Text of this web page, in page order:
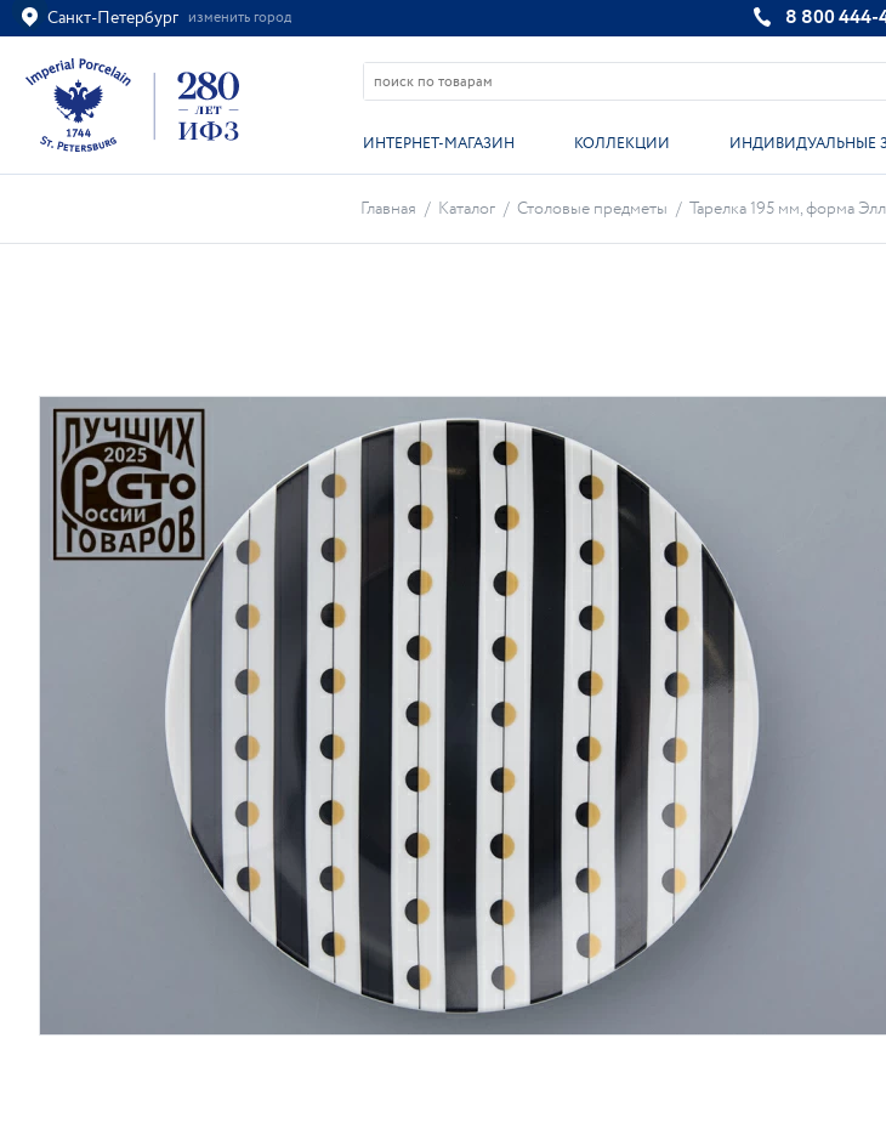
Санкт-Петербург изменить город
Ваш город Санкт-Петербург?
ВСЁ ВЕРНО ИЗМЕНИТЬ
8 800 444-
ИНТЕРНЕТ-МАГАЗИН КОЛЛЕКЦИИ ИНДИВИДУАЛЬНЫЕ
Главная / Каталог / Столовые предметы / Тарелка 195 мм, форма